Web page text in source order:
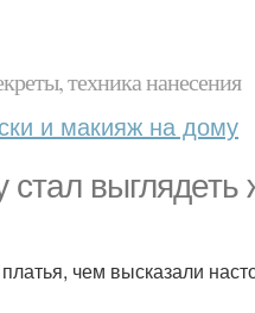
техника нанесения
и макияж на дому
выглядеть
чем высказали